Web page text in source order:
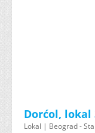
Dorćol, lokal
Lokal | Beograd -